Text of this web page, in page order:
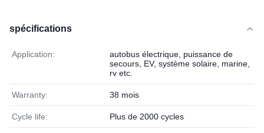
spécifications
Application:
autobus électrique, puissance de
secours, EV, système solaire, marine,
rv etc.
Warranty: 38 mois
Cycle life: Plus de 2000 cycles